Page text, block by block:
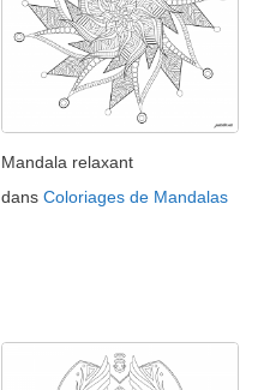
Mandala relaxant
dans Coloriages de Mandalas